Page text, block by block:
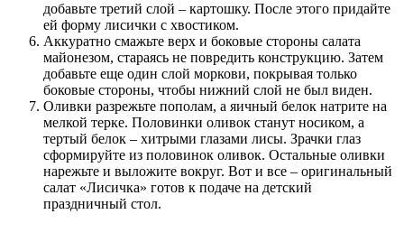
добавьте третий слой – картошку. После этого придайте
ей форму лисички с хвостиком.
Аккуратно смажьте верх и боковые стороны салата
майонезом, стараясь не повредить конструкцию. Затем
добавьте еще один слой моркови, покрывая только
боковые стороны, чтобы нижний слой не был виден.
Оливки разрежьте пополам, а яичный белок натрите на
мелкой терке. Половинки оливок станут носиком, а
тертый белок – хитрыми глазами лисы. Зрачки глаз
сформируйте из половинок оливок. Остальные оливки
нарежьте и выложите вокруг. Вот и все – оригинальный
салат «Лисичка» готов к подаче на детский
праздничный стол.